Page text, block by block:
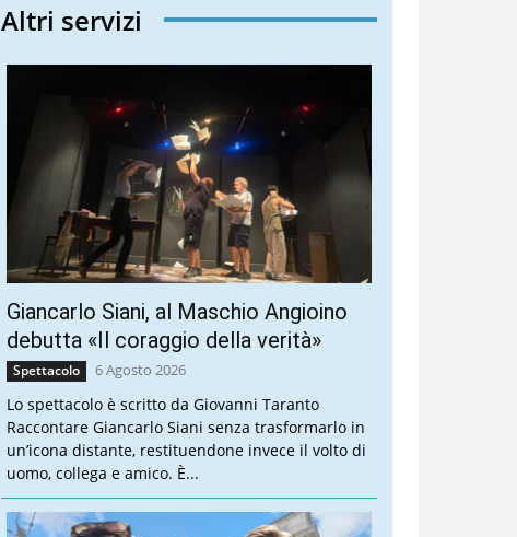
Altri servizi
Giancarlo Siani, al Maschio Angioino
debutta «Il coraggio della verità»
Spettacolo 6 Agosto 2026
Lo spettacolo è scritto da Giovanni Taranto
Raccontare Giancarlo Siani senza trasformarlo in
un’icona distante, restituendone invece il volto di
uomo, collega e amico. È...